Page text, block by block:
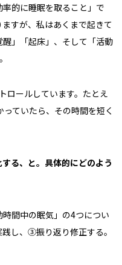
的に睡眠を取ること」で
すが、私はあくまで起きて
」「起床」、そして「活動
ロールしています。たとえ
ていたら、その時間を短く
る、と。具体的にどのよう
時間中の眠気」の4つについ
し、③振り返り修正する。